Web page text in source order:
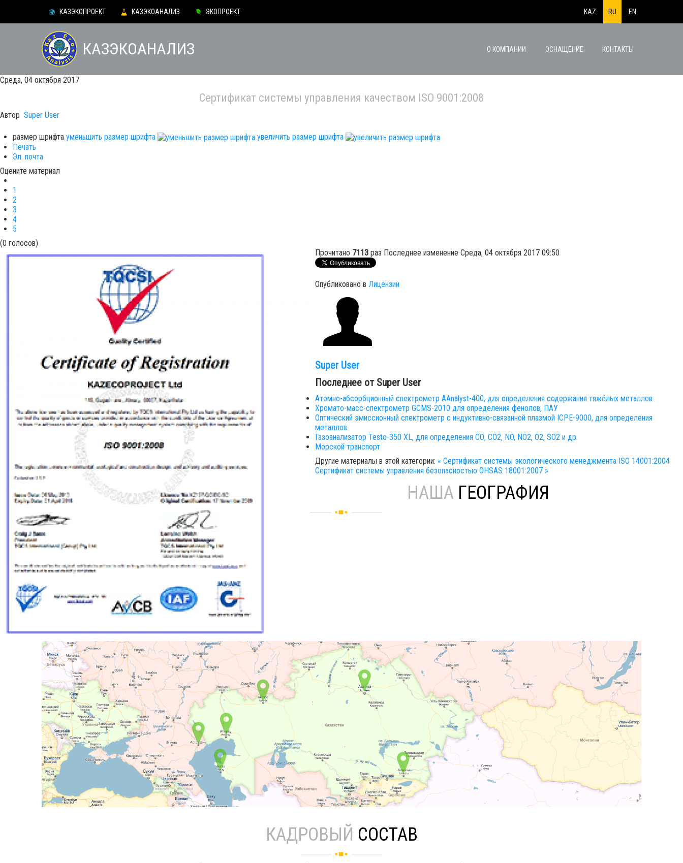
КАЗЭКОПРОЕКТ КАЗЭКОАНАЛИЗ ЭКОПРОЕКТ KAZ RU EN
КАЗЭКОАНАЛИЗ О КОМПАНИИ ОСНАЩЕНИЕ КОНТАКТЫ
Среда, 04 октября 2017
Сертификат системы управления качеством ISO 9001:2008
Автор Super User
размер шрифта уменьшить размер шрифта
увеличить размер шрифта
Печать
Эл. почта
Оцените материал
1
2
3
4
5
(0 голосов)
Прочитано 7113 раз Последнее изменение Среда, 04 октября 2017 09:50
Опубликовано в Лицензии
Super User
Последнее от Super User
Атомно-абсорбционный спектрометр AAnalyst-400, для определения содержания тяжёлых металлов
Хромато-масс-спектрометр GCMS-2010 для определения фенолов, ПАУ
Оптический эмиссионный спектрометр с индуктивно-связанной плазмой ICPE-9000, для определения
металлов
Газоанализатор Testo-350 XL, для определения СО, СО2, NO, NO2, O2, SO2 и др.
Морской транспорт
Другие материалы в этой категории: « Сертификат системы экологического менеджмента ISO 14001:2004
Сертификат системы управления безопасностью OHSAS 18001:2007 »
НАША ГЕОГРАФИЯ
КАДРОВЫЙ СОСТАВ